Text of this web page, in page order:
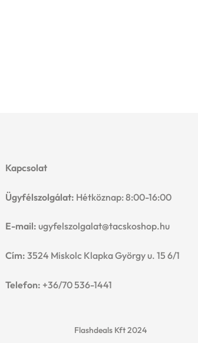
Kapcsolat
Ügyfélszolgálat: Hétköznap: 8:00-16:00
E-mail: ugyfelszolgalat@tacskoshop.hu
Cím: 3524 Miskolc Klapka György u. 15 6/1
Telefon: +36/70 536-1441
Flashdeals Kft 2024